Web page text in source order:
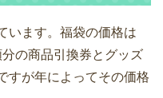
います。福袋の価格は
の商品引換券とグッズ
すが年によってその価格